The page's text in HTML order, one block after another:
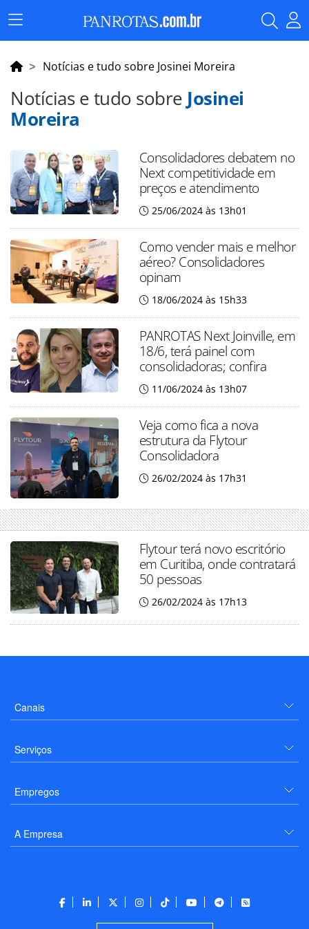
Menu
Principal
Notícias e tudo sobre Josinei Moreira
Notícias e tudo sobre Josinei
Moreira
Consolidadores debatem no
Next competitividade em
preços e atendimento
25/06/2024 às 13h01
Como vender mais e melhor
aéreo? Consolidadores
opinam
18/06/2024 às 15h33
PANROTAS Next Joinville, em
18/6, terá painel com
consolidadoras; confira
11/06/2024 às 13h07
Veja como fica a nova
estrutura da Flytour
Consolidadora
26/02/2024 às 17h31
Flytour terá novo escritório
em Curitiba, onde contratará
50 pessoas
26/02/2024 às 17h13
Canais
Serviços
Empregos
A Empresa